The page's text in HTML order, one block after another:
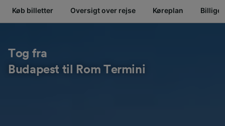
Køb billetter Oversigt over rejse Køreplan Billige
Tog fra
Budapest til Rom Termini